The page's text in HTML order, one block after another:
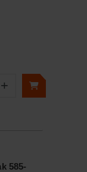
+
585-